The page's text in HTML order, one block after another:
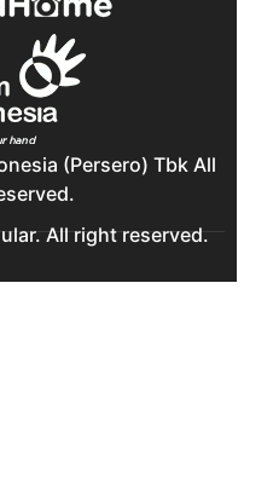
(Persero) Tbk All
All right reserved.